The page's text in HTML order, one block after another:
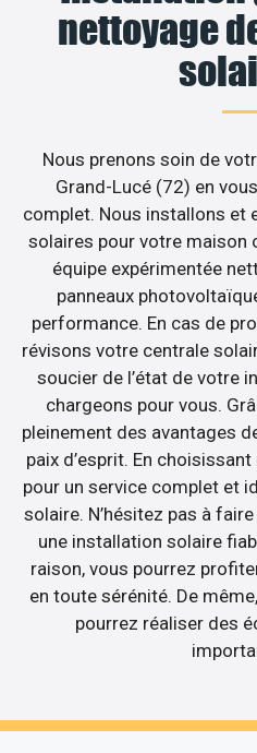
nettoyage
Nous prenons soin de
Grand-Lucé (72) en
complet. Nous installons et
solaires pour votre maison
équipe expérimentée
panneaux
performance. En cas de
révisons votre centrale
soucier de l’état de votre
chargeons pour vous.
pleinement des avantages
paix d’esprit. En
pour un service complet et
solaire. N’hésitez pas à
une installation solaire
raison, vous pourrez
en toute sérénité. De
pourrez réaliser des